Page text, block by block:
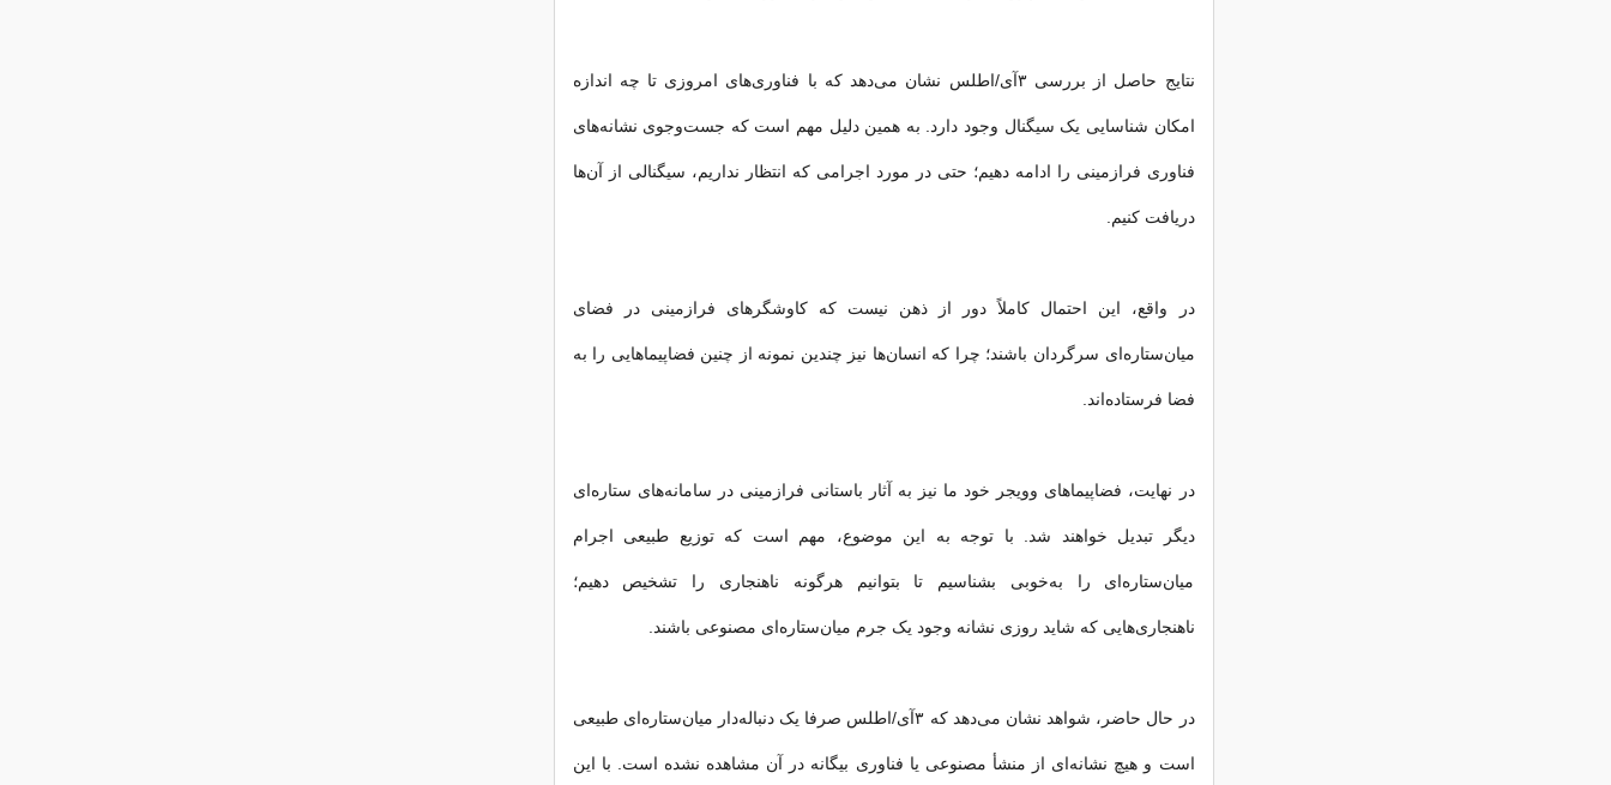
نتایج حاصل از بررسی ۳آی/اطلس نشان می‌دهد که با فناوری‌های امروزی تا چه اندازه
امکان شناسایی یک سیگنال وجود دارد. به همین دلیل مهم است که جست‌وجوی نشانه‌های
فناوری فرازمینی را ادامه دهیم؛ حتی در مورد اجرامی که انتظار نداریم، سیگنالی از آن‌ها
دریافت کنیم.
در واقع، این احتمال کاملاً دور از ذهن نیست که کاوشگرهای فرازمینی در فضای
میان‌ستاره‌ای سرگردان باشند؛ چرا که انسان‌ها نیز چندین نمونه از چنین فضاپیماهایی را به
فضا فرستاده‌اند.
در نهایت، فضاپیماهای وویجر خود ما نیز به آثار باستانی فرازمینی در سامانه‌های ستاره‌ای
دیگر تبدیل خواهند شد. با توجه به این موضوع، مهم است که توزیع طبیعی اجرام
میان‌ستاره‌ای را به‌خوبی بشناسیم تا بتوانیم هرگونه ناهنجاری را تشخیص دهیم؛
ناهنجاری‌هایی که شاید روزی نشانه وجود یک جرم میان‌ستاره‌ای مصنوعی باشند.
در حال حاضر، شواهد نشان می‌دهد که ۳آی/اطلس صرفا یک دنباله‌دار میان‌ستاره‌ای طبیعی
است و هیچ نشانه‌ای از منشأ مصنوعی یا فناوری بیگانه در آن مشاهده نشده است. با این